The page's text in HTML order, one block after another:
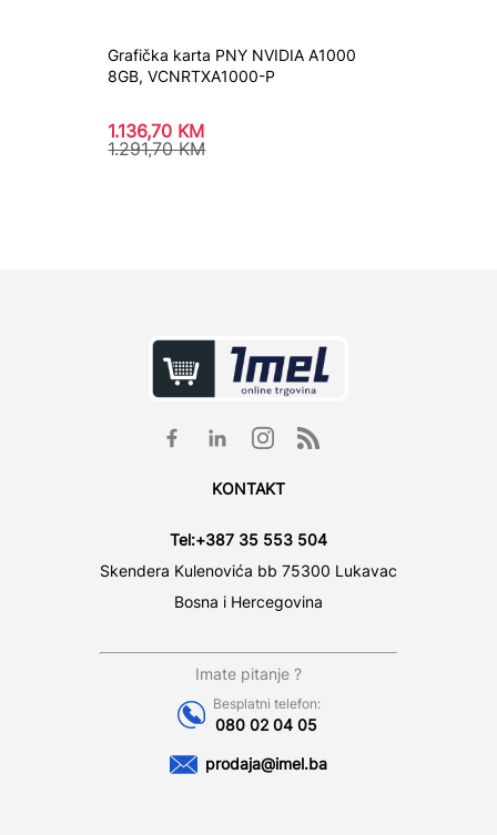
Grafička karta PNY NVIDIA A1000
8GB, VCNRTXA1000-P
1.136,70 KM
1.291,70KM
KONTAKT
Tel:+387 35 553 504
Skendera Kulenovića bb 75300 Lukavac
Bosna i Hercegovina
Imate pitanje ?
Besplatni telefon:
080 02 04 05
prodaja@imel.ba